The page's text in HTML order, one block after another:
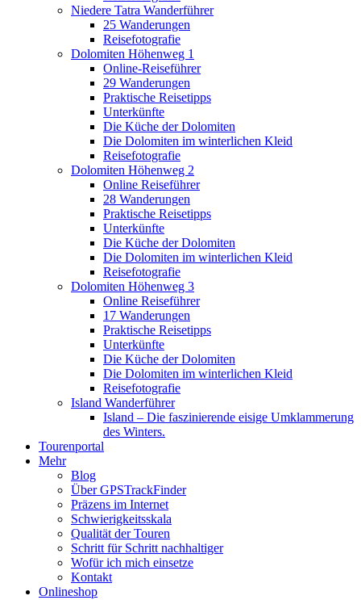
Niedere Tatra Wanderführer
25 Wanderungen
Reisefotografie
Dolomiten Höhenweg 1
Online-Reiseführer
29 Wanderungen
Praktische Reisetipps
Unterkünfte
Die Küche der Dolomiten
Die Dolomiten im winterlichen Kleid
Reisefotografie
Dolomiten Höhenweg 2
Online Reiseführer
28 Wanderungen
Praktische Reisetipps
Unterkünfte
Die Küche der Dolomiten
Die Dolomiten im winterlichen Kleid
Reisefotografie
Dolomiten Höhenweg 3
Online Reiseführer
17 Wanderungen
Praktische Reisetipps
Unterkünfte
Die Küche der Dolomiten
Die Dolomiten im winterlichen Kleid
Reisefotografie
Island Wanderführer
Island – Die faszinierende eisige Umklammerung
des Winters.
Tourenportal
Mehr
Blog
Über GPSTrackFinder
Präzens im Internet
Schwierigkeitsskala
Qualität der Touren
Schritt für Schritt nachhaltiger
Wofür ich mich einsetze
Kontakt
Onlineshop